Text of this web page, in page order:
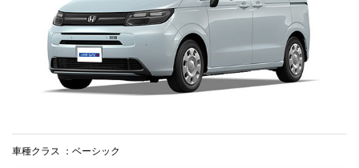
車種クラス ベーシック